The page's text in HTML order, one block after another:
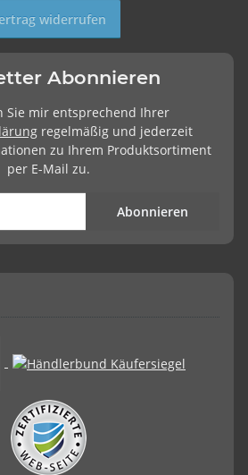
widerrufen
Abonnieren
Sie mir entsprechend Ihrer
regelmäßig und jederzeit
zu Ihrem Produktsortiment
per E-Mail zu.
Abonnieren